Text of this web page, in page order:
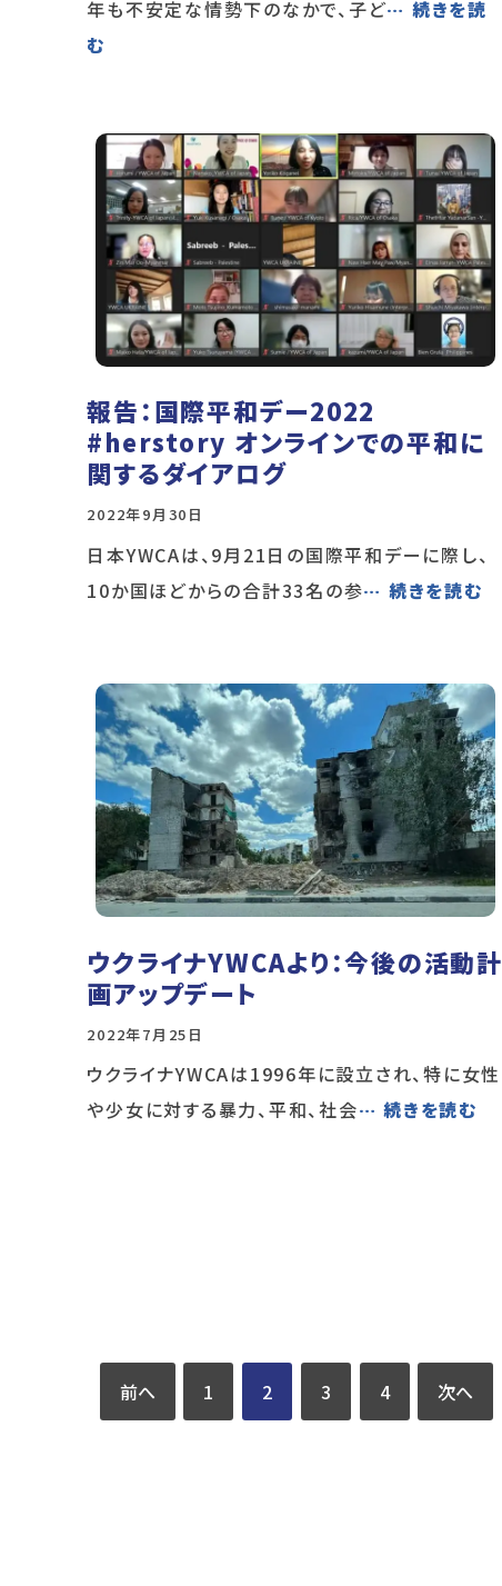
年も不安定な情勢下のなかで、子ど… 続きを読
む
報告：国際平和デー2022
#herstory オンラインでの平和に
関するダイアログ
2022年9月30日
日本YWCAは、9月21日の国際平和デーに際し、
10か国ほどからの合計33名の参… 続きを読む
ウクライナYWCAより：今後の活動計
画アップデート
2022年7月25日
ウクライナYWCAは1996年に設立され、特に女性
や少女に対する暴力、平和、社会… 続きを読む
前へ 1 2 3 4 次へ